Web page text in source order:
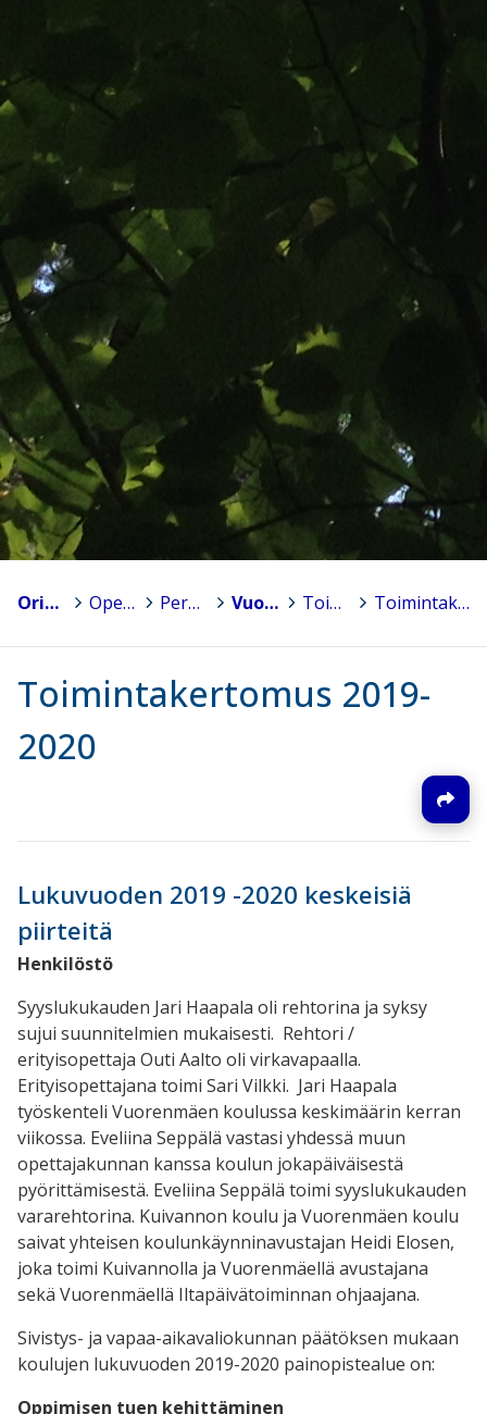
Orimattila Opetuspalvelut > Peruskoulut > Vuorenmäen koulu > Toimintakertomukset > Toimintakertomus 2019-2020
Toimintakertomus 2019-
2020
Lukuvuoden 2019 -2020 keskeisiä
piirteitä
Henkilöstö
Syyslukukauden Jari Haapala oli rehtorina ja syksy
sujui suunnitelmien mukaisesti. Rehtori /
erityisopettaja Outi Aalto oli virkavapaalla.
Erityisopettajana toimi Sari Vilkki. Jari Haapala
työskenteli Vuorenmäen koulussa keskimäärin kerran
viikossa. Eveliina Seppälä vastasi yhdessä muun
opettajakunnan kanssa koulun jokapäiväisestä
pyörittämisestä. Eveliina Seppälä toimi syyslukukauden
vararehtorina. Kuivannon koulu ja Vuorenmäen koulu
saivat yhteisen koulunkäynninavustajan Heidi Elosen,
joka toimi Kuivannolla ja Vuorenmäellä avustajana
sekä Vuorenmäellä Iltapäivätoiminnan ohjaajana.
Sivistys- ja vapaa-aikavaliokunnan päätöksen mukaan
koulujen lukuvuoden 2019-2020 painopistealue on:
Oppimisen tuen kehittäminen